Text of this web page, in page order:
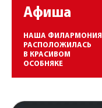
Афиша
НАША ФИЛАРМОНИЯ
РАСПОЛОЖИЛАСЬ
В КРАСИВОМ
ОСОБНЯКЕ